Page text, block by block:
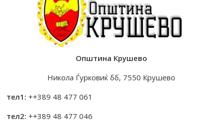
Општина Крушево
Никола Ѓурковиќ бб, 7550 Крушево
тел1: ++389 48 477 061
тел2: ++389 48 477 046